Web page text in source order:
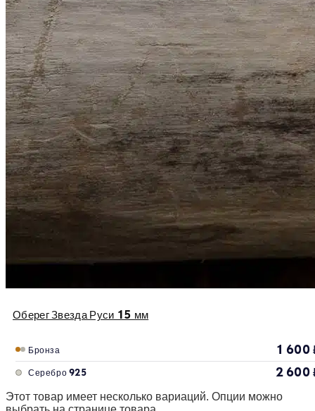
Оберег Звезда Руси 15 мм
Бронза 1 600
Серебро 925 2 600
Этот товар имеет несколько вариаций. Опции можно